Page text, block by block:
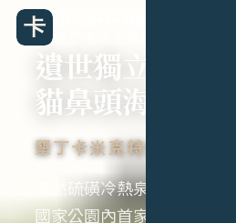
COMIC B&B
墾丁卡米克民宿
墾丁國家公園海岸、光害
遺世獨立
貓鼻頭海景硫
墾丁卡米克特色民宿
天然硫磺冷熱泉 · 近
國家公園內首家合法特色民宿